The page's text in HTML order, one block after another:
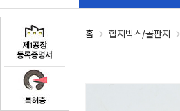
홈 합지박스/골판지